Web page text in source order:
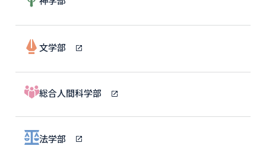
文学部
総合人間科学部
法学部